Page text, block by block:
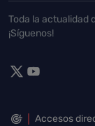
Toda la actualidad
¡Síguenos!
Accesos